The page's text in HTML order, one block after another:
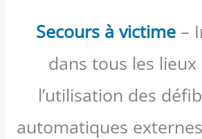
Secours à victime –
dans tous les lieux
l’utilisation des
automatiques